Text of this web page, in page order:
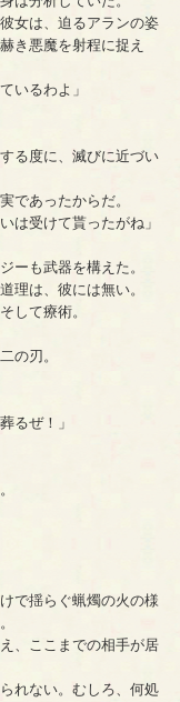
女は、迫るアランの姿
き悪魔を射程に捉え
いるわよ」
る度に、滅びに近づい
であったからだ。
は受けて貰ったがね」
ーも武器を構えた。
は、彼には無い。
して療術。
の刃。
るぜ！」
で揺らぐ蝋燭の火の様
、ここまでの相手が居
れない。むしろ、何処